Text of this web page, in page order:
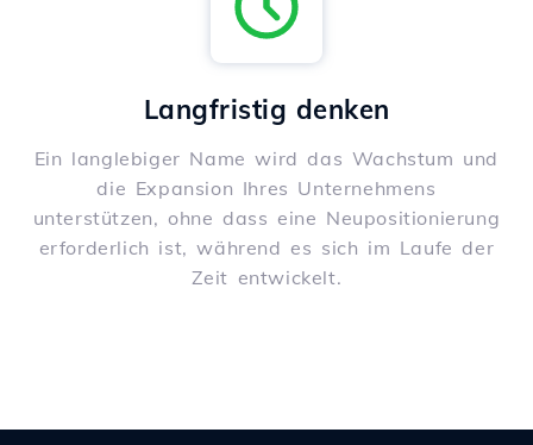
Langfristig denken
Ein langlebiger Name wird das Wachstum und
die Expansion Ihres Unternehmens
unterstützen, ohne dass eine Neupositionierung
erforderlich ist, während es sich im Laufe der
Zeit entwickelt.